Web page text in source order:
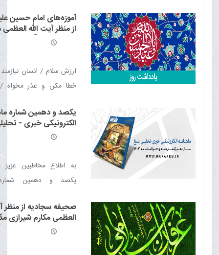
ذاتی انسان / عالی ترین
/ شکر نعمت / شهود فطری
آموزه‌های امام حسین
از منظر آیت الله العظمی
شیرازی مدّ ظلّه العالی
ارزش سلام / انسان
خطا مکن و عذر مخواه
ترین عصیان / سلطه شیطان
بدترین عاقبت / صفای
محضر خداست
یکصد و دهمین شماره
الکترونیکی خبری -
به اطلاع مخاطبین
یکصد و دهمین شماره
1403) منتشر شد
صحیفه سجادیه از منظر
العظمی مکارم شیرازی